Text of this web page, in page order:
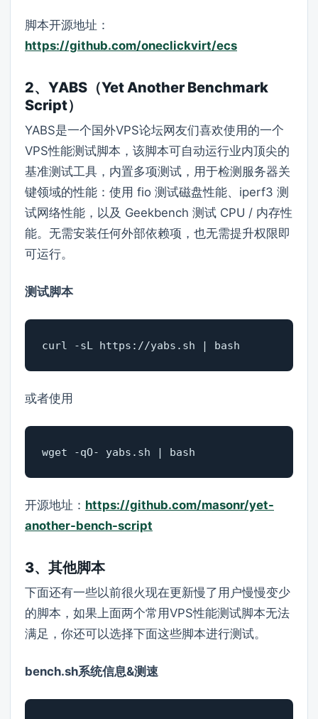
脚本开源地址：
https://github.com/oneclickvirt/ecs
2、YABS（Yet Another Benchmark
Script）
YABS是一个国外VPS论坛网友们喜欢使用的一个
VPS性能测试脚本，该脚本可自动运行业内顶尖的
基准测试工具，内置多项测试，用于检测服务器关
键领域的性能：使用 fio 测试磁盘性能、iperf3 测
试网络性能，以及 Geekbench 测试 CPU / 内存性
能。无需安装任何外部依赖项，也无需提升权限即
可运行。
测试脚本
curl -sL https://yabs.sh | bash
或者使用
wget -qO- yabs.sh | bash
开源地址： https://github.com/masonr/yet-
another-bench-script
3、其他脚本
下面还有一些以前很火现在更新慢了用户慢慢变少
的脚本，如果上面两个常用VPS性能测试脚本无法
满足，你还可以选择下面这些脚本进行测试。
bench.sh系统信息&测速